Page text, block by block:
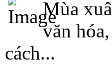
Mùa
văn
cách...